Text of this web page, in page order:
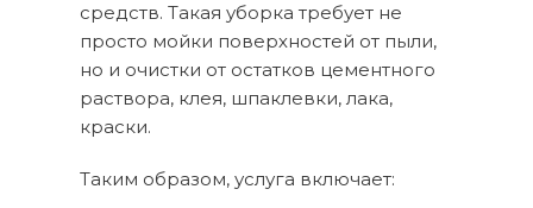
средств. Такая уборка требует не
просто мойки поверхностей от пыли,
но и очистки от остатков цементного
раствора, клея, шпаклевки, лака,
краски.
Таким образом, услуга включает: